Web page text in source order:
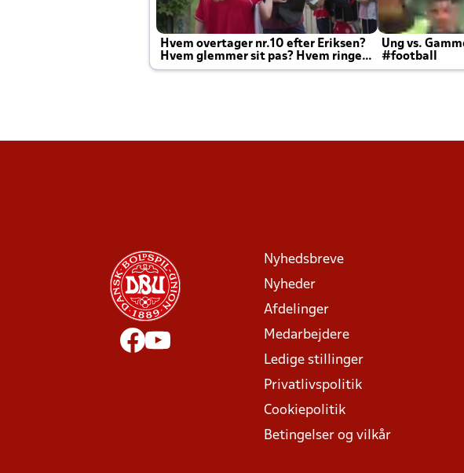
Hvem overtager nr.10 efter Eriksen?
Hvem glemmer sit pas? Hvem ringer
Joachim altid til efter kampe?
Ung vs.
#football
Nyhedsbreve
Nyheder
Afdelinger
Medarbejdere
Ledige stillinger
Privatlivspolitik
Cookiepolitik
Betingelser og vilkår